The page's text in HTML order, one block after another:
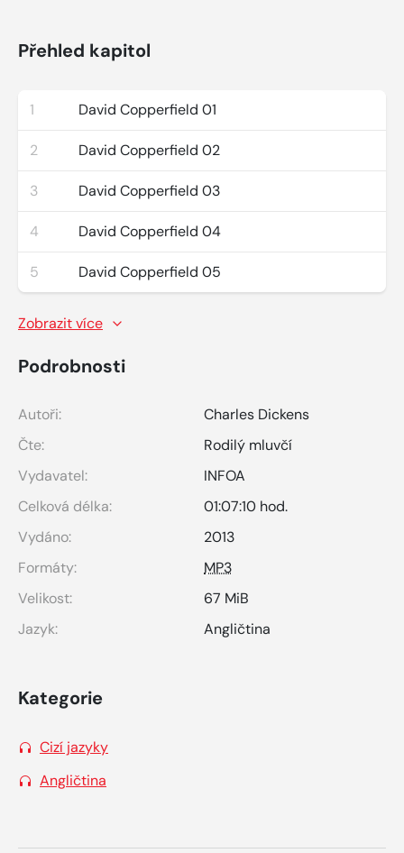
Přehled kapitol
1 David Copperfield 01
2 David Copperfield 02
3 David Copperfield 03
4 David Copperfield 04
5 David Copperfield 05
Zobrazit více
Podrobnosti
Autoři:
Charles Dickens
Čte:
Rodilý mluvčí
Vydavatel:
INFOA
Celková délka:
01:07:10 hod.
Vydáno:
2013
Formáty:
MP3
Velikost:
67 MiB
Jazyk:
Angličtina
Kategorie
Cizí jazyky
Angličtina